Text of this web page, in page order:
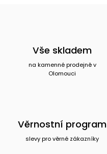
Vše skladem
na kamenné prodejně v
Olomouci
Věrnostní program
slevy pro věrné zákazníky